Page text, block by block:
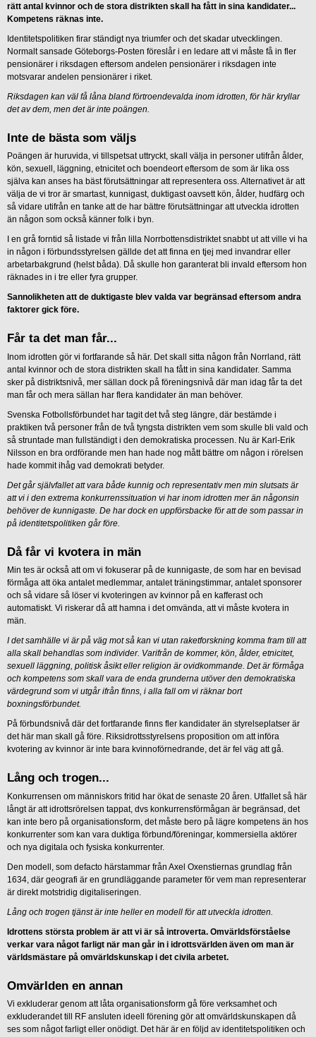
rätt antal kvinnor och de stora distrikten skall ha fått in sina kandidater...
Kompetens räknas inte.
Identitetspolitiken firar ständigt nya triumfer och det skadar utvecklingen.
Normalt sansade Göteborgs-Posten föreslår i en ledare att vi måste få in fler
pensionärer i riksdagen eftersom andelen pensionärer i riksdagen inte
motsvarar andelen pensionärer i riket.
Riksdagen kan väl få låna bland förtroendevalda inom idrotten, för här kryllar
det av dem, men det är inte poängen.
Inte de bästa som väljs
Poängen är huruvida, vi tillspetsat uttryckt, skall välja in personer utifrån ålder,
kön, sexuell, läggning, etnicitet och boendeort eftersom de som är lika oss
själva kan anses ha bäst förutsättningar att representera oss. Alternativet är att
välja de vi tror är smartast, kunnigast, duktigast oavsett kön, ålder, hudfärg och
så vidare utifrån en tanke att de har bättre förutsättningar att utveckla idrotten
än någon som också känner folk i byn.
I en grå forntid så listade vi från lilla Norrbottensdistriktet snabbt ut att ville vi ha
in någon i förbundsstyrelsen gällde det att finna en tjej med invandrar eller
arbetarbakgrund (helst båda). Då skulle hon garanterat bli invald eftersom hon
räknades in i tre eller fyra grupper.
Sannolikheten att de duktigaste blev valda var begränsad eftersom andra
faktorer gick före.
Får ta det man får...
Inom idrotten gör vi fortfarande så här. Det skall sitta någon från Norrland, rätt
antal kvinnor och de stora distrikten skall ha fått in sina kandidater. Samma
sker på distriktsnivå, mer sällan dock på föreningsnivå där man idag får ta det
man får och mera sällan har flera kandidater än man behöver.
Svenska Fotbollsförbundet har tagit det två steg längre, där bestämde i
praktiken två personer från de två tyngsta distrikten vem som skulle bli vald och
så struntade man fullständigt i den demokratiska processen. Nu är Karl-Erik
Nilsson en bra ordförande men han hade nog mått bättre om någon i rörelsen
hade kommit ihåg vad demokrati betyder.
Det går självfallet att vara både kunnig och representativ men min slutsats är
att vi i den extrema konkurrenssituation vi har inom idrotten mer än någonsin
behöver de kunnigaste. De har dock en uppförsbacke för att de som passar in
på identitetspolitiken går före.
Då får vi kvotera in män
Min tes är också att om vi fokuserar på de kunnigaste, de som har en bevisad
förmåga att öka antalet medlemmar, antalet träningstimmar, antalet sponsorer
och så vidare så löser vi kvoteringen av kvinnor på en kafferast och
automatiskt. Vi riskerar då att hamna i det omvända, att vi måste kvotera in
män.
I det samhälle vi är på väg mot så kan vi utan raketforskning komma fram till att
alla skall behandlas som individer. Varifrån de kommer, kön, ålder, etnicitet,
sexuell läggning, politisk åsikt eller religion är ovidkommande. Det är förmåga
och kompetens som skall vara de enda grunderna utöver den demokratiska
värdegrund som vi utgår ifrån finns, i alla fall om vi räknar bort
boxningsförbundet.
På förbundsnivå där det fortfarande finns fler kandidater än styrelseplatser är
det här man skall gå före. Riksidrottsstyrelsens proposition om att införa
kvotering av kvinnor är inte bara kvinnoförnedrande, det är fel väg att gå.
Lång och trogen...
Konkurrensen om människors fritid har ökat de senaste 20 åren. Utfallet så här
långt är att idrottsrörelsen tappat, dvs konkurrensförmågan är begränsad, det
kan inte bero på organisationsform, det måste bero på lägre kompetens än hos
konkurrenter som kan vara duktiga förbund/föreningar, kommersiella aktörer
och nya digitala och fysiska konkurrenter.
Den modell, som defacto härstammar från Axel Oxenstiernas grundlag från
1634, där geografi är en grundläggande parameter för vem man representerar
är direkt motstridig digitaliseringen.
Lång och trogen tjänst är inte heller en modell för att utveckla idrotten.
Idrottens största problem är att vi är så introverta. Omvärldsförståelse
verkar vara något farligt när man går in i idrottsvärlden även om man är
världsmästare på omvärldskunskap i det civila arbetet.
Omvärlden en annan
Vi exkluderar genom att låta organisationsform gå före verksamhet och
exkluderandet till RF ansluten ideell förening gör att omvärldskunskapen då
ses som något farligt eller onödigt. Det här är en följd av identitetspolitiken och